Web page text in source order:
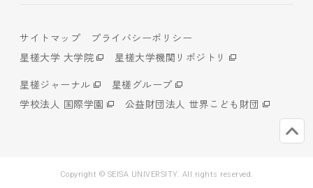
サイトマップ
プライバシーポリシー
星槎大学 大学院
星槎大学機関リポジトリ
星槎ジャーナル
星槎グループ
学校法人 国際学園
公益財団法人 世界こども財団
Copyright © SEISA UNIVERSITY. All rights reserved.